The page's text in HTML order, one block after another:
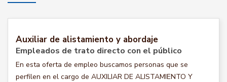
Auxiliar de alistamiento y abordaje
Empleados de trato directo con el público
En esta oferta de empleo buscamos personas que se
perfilen en el cargo de AUXILIAR DE ALISTAMIENTO Y